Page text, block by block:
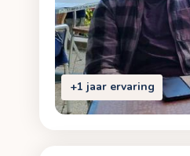
+1 jaar ervaring